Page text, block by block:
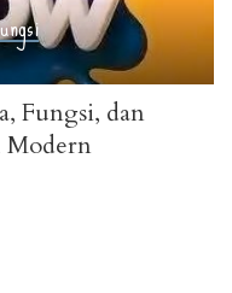
Fungsi, dan
Modern